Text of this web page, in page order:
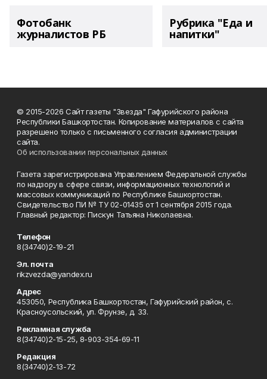
Фотобанк
журналистов РБ
Рубрика "Еда и
напитки"
© 2015-2026 Сайт газеты "Звезда" Гафурийского района
Республики Башкортостан. Копирование материалов с сайта
разрешено только с письменного согласия администрации
сайта.
Об использовании персональных данных
Газета зарегистрирована Управлением Федеральной службы
по надзору в сфере связи, информационных технологий и
массовых коммуникаций по Республике Башкортостан.
Свидетельство ПИ № ТУ 02-01435 от 1 сентября 2015 года.
Главный редактор: Пискун Татьяна Николаевна.
Телефон
8(34740)2-19-21
Эл. почта
rikzvezda@yandex.ru
Адрес
453050, Республика Башкортостан, Гафурийский район, с.
Красноусольский, ул. Фрунзе, д. 33.
Рекламная служба
8(34740)2-15-25, 8-903-354-69-11
Редакция
8(34740)2-13-72